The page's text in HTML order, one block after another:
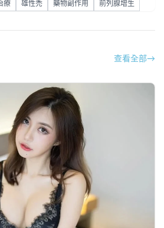
療 雄性禿 藥物副作用 前列腺增生
查看全部→